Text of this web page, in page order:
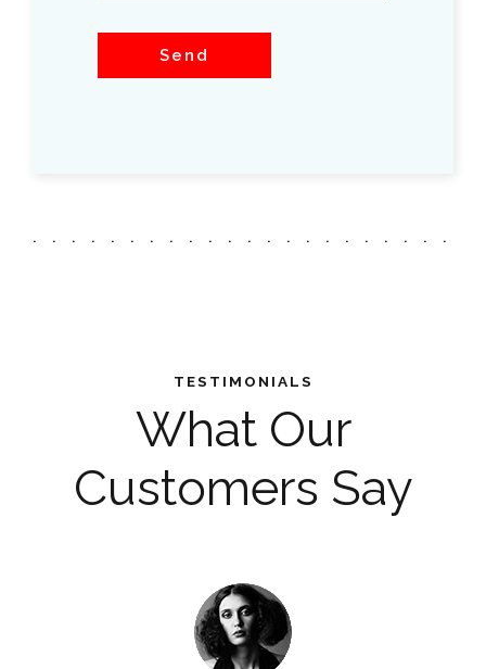
TESTIMONIALS
What Our
Customers Say